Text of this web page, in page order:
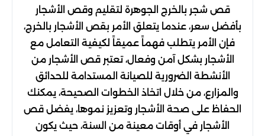
قص شجر بالخرج الجوهرة لتقليم وقص الأشجار
بأفضل سعر، عندما يتعلق الأمر بقص الأشجار بالخرج،
فإن الأمر يتطلب فهماً عميقاً لكيفية التعامل مع
الأشجار بشكل آمن وفعال، تعتبر قص الأشجار من
الأنشطة الضرورية للصيانة المستدامة للحدائق
والمزارع، من خلال اتخاذ الخطوات الصحيحة، يمكنك
الحفاظ على صحة الأشجار وتعزيز نموها، يفضل قص
الأشجار في أوقات معينة من السنة، حيث يكون